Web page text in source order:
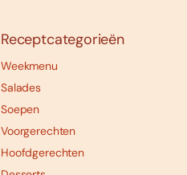
Receptcategorieën
Weekmenu
Salades
Soepen
Voorgerechten
Hoofdgerechten